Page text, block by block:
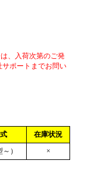
、入荷次第のご発
ポートまでお問い
在庫状況
） ×